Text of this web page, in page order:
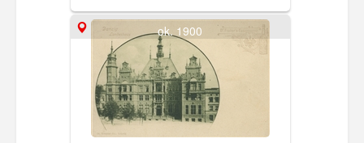
gdańskiego. Obecnie parking przy
siedzibie Komendy Miejskiej Policji.
ok. 1900